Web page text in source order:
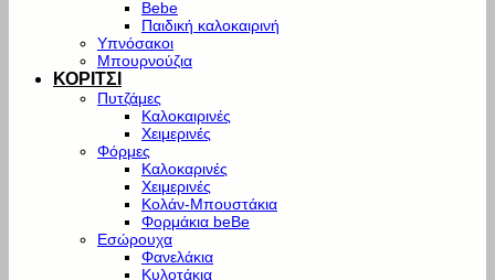
Bebe
Παιδική καλοκαιρινή
Υπνόσακοι
Μπουρνούζια
ΚΟΡΙΤΣΙ
Πυτζάμες
Καλοκαιρινές
Χειμερινές
Φόρμες
Καλοκαρινές
Χειμερινές
Κολάν-Μπουστάκια
Φορμάκια beBe
Εσώρουχα
Φανελάκια
Κυλοτάκια